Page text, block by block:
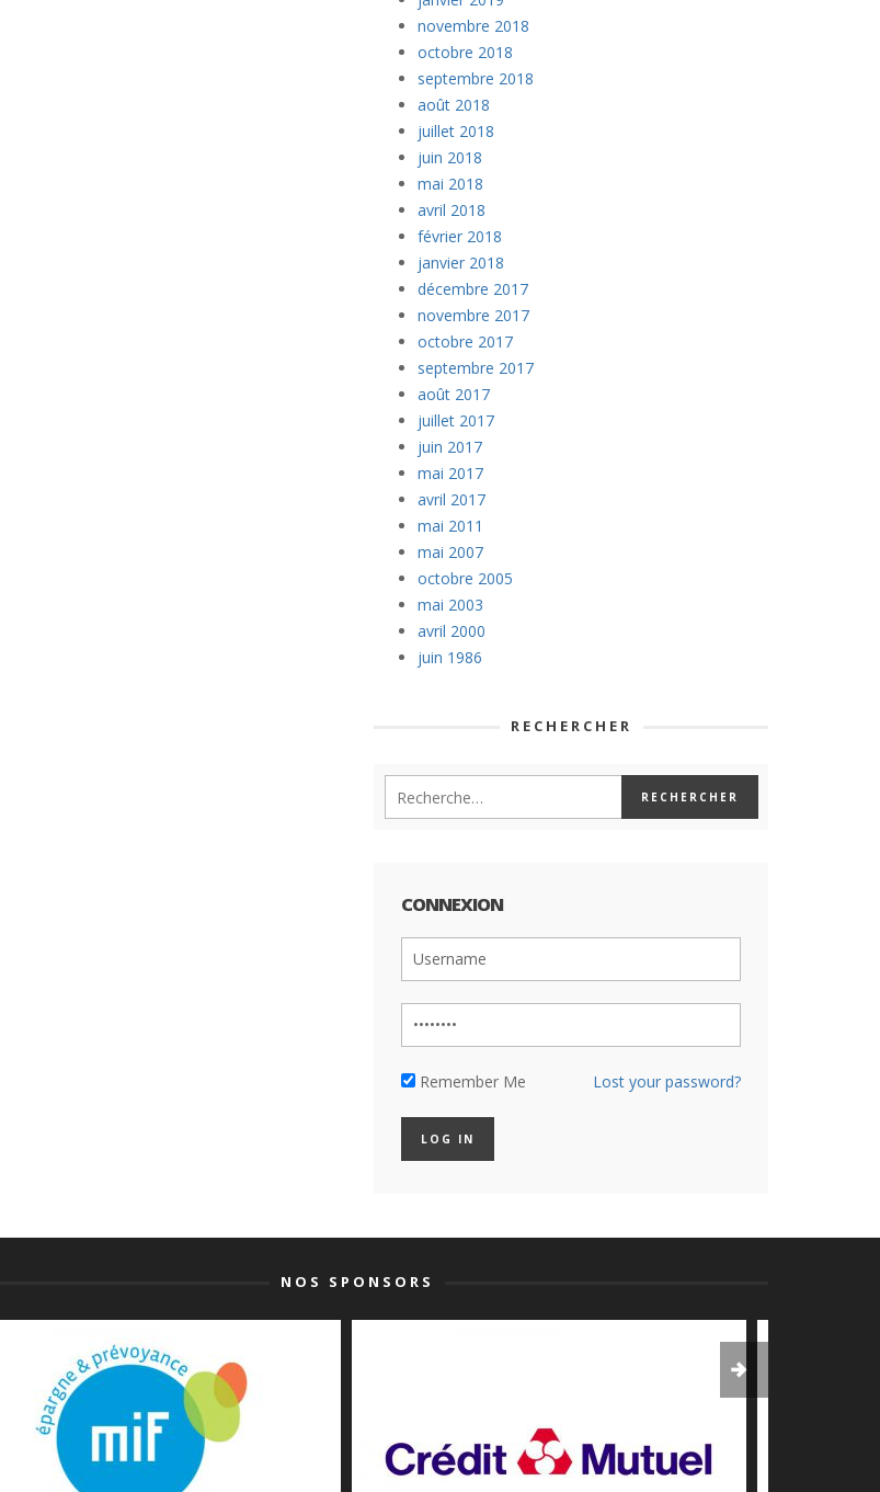
novembre 2018
octobre 2018
septembre 2018
août 2018
juillet 2018
juin 2018
mai 2018
avril 2018
février 2018
janvier 2018
décembre 2017
novembre 2017
octobre 2017
septembre 2017
août 2017
juillet 2017
juin 2017
mai 2017
avril 2017
mai 2011
mai 2007
octobre 2005
mai 2003
avril 2000
juin 1986
RECHERCHER
CONNEXION
Remember Me Lost your password?
NOS SPONSORS